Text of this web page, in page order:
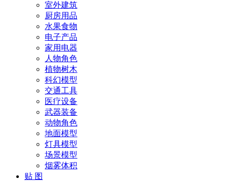
室外建筑
厨房用品
水果食物
电子产品
家用电器
人物角色
植物树木
科幻模型
交通工具
医疗设备
武器装备
动物角色
地面模型
灯具模型
场景模型
烟雾体积
贴 图